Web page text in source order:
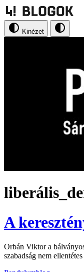
Kinézet
A
Orbán Viktor a
szabadság nem